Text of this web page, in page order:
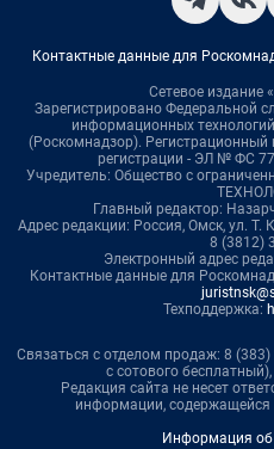
Контактные данные для
Сетевое издание
Зарегистрировано Федеральной
информационных
(Роскомнадзор).
регистрации - ЭЛ № ФС
Учредитель: Общество с
Главный редактор:
Адрес редакции: Россия, Омск, ул.
8 (3812)
Электронный адрес
Контактные данные для
Техподдержка:
Связаться с отделом продаж: 8
с сотового бесплатный),
Редакция сайта не несет
информации, содержащейся
Информация об